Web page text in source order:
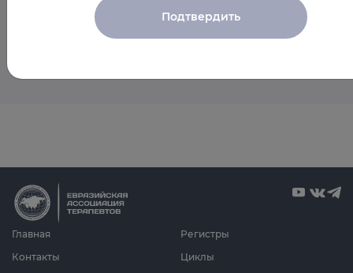
Пока мероприятия со спикером не запланированы
Главная
Циклы
Регистры
Контакты
Подтвердить